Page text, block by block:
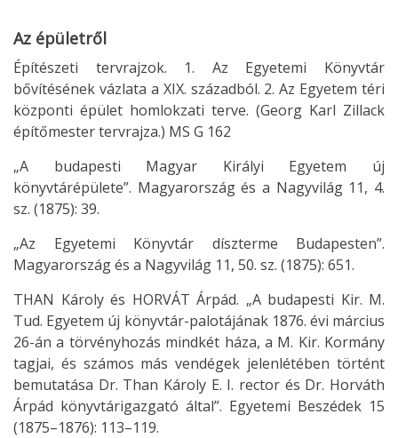
Az épületről
Építészeti tervrajzok. 1. Az Egyetemi Könyvtár
bővítésének vázlata a XIX. századból. 2. Az Egyetem téri
központi épület homlokzati terve. (Georg Karl Zillack
építőmester tervrajza.) MS G 162
„A budapesti Magyar Királyi Egyetem új
könyvtárépülete”. Magyarország és a Nagyvilág 11, 4.
sz. (1875): 39.
„Az Egyetemi Könyvtár díszterme Budapesten”.
Magyarország és a Nagyvilág 11, 50. sz. (1875): 651.
THAN Károly és HORVÁT Árpád. „A budapesti Kir. M.
Tud. Egyetem új könyvtár-palotájának 1876. évi március
26-án a törvényhozás mindkét háza, a M. Kir. Kormány
tagjai, és számos más vendégek jelenlétében történt
bemutatása Dr. Than Károly E. I. rector és Dr. Horváth
Árpád könyvtárigazgató által”. Egyetemi Beszédek 15
(1875–1876): 113–119.